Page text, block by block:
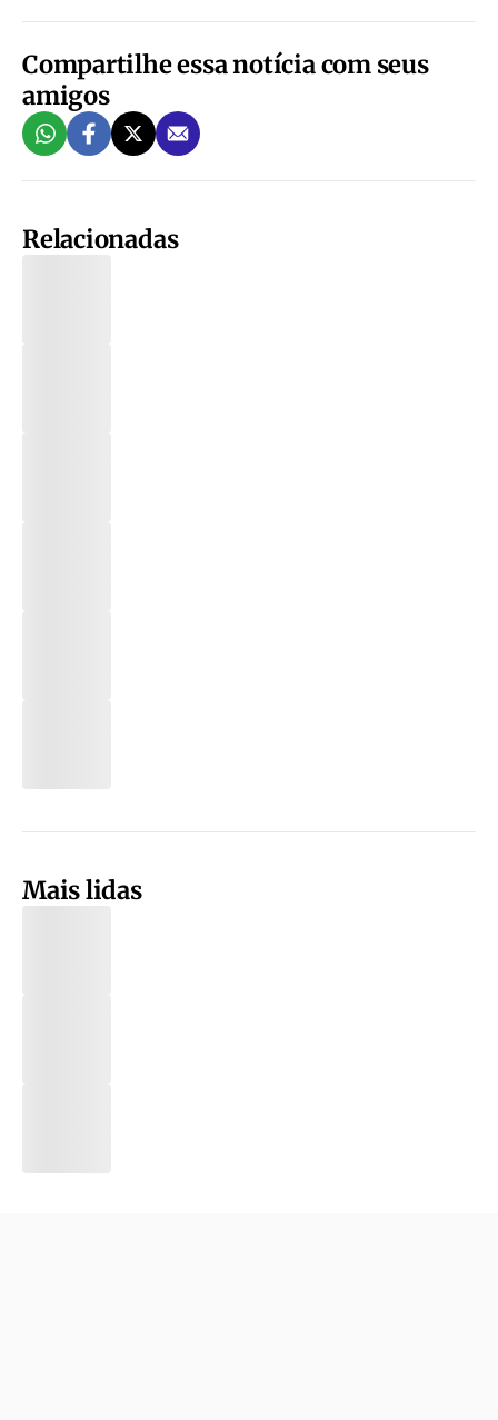
Compartilhe essa notícia com seus
amigos
Relacionadas
Mais lidas